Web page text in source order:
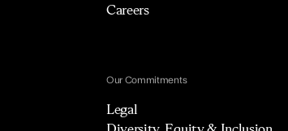
Careers
Our Commitments
Legal